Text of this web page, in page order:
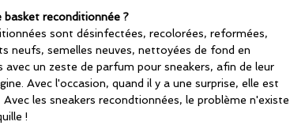
basket reconditionnée ?
sont désinfectées, recolorées, reformées,
neufs, semelles neuves, nettoyées de fond en
avec un zeste de parfum pour sneakers, afin de leur
Avec l'occasion, quand il y a une surprise, elle est
les sneakers recondtionnées, le problème n'existe
!